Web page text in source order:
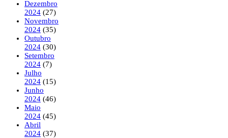
Dezembro
2024 (27)
Novembro
2024 (35)
Outubro
2024 (30)
Setembro
2024 (7)
Julho
2024 (15)
Junho
2024 (46)
Maio
2024 (45)
Abril
2024 (37)